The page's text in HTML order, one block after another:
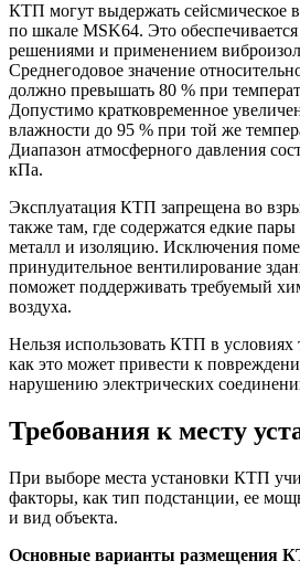
КТП могут выдержать сейсмическое
по шкале MSK64. Это
решениями и применением
Среднегодовое значение
должно превышать 80 % при
Допустимо кратковременное
влажности до 95 % при той же
Диапазон атмосферного давления
кПа.
Эксплуатация КТП запрещена во
также там, где содержатся едкие
металл и изоляцию. Исключения
принудительное вентилирование
поможет поддерживать требуемый
воздуха.
Нельзя использовать КТП в условиях
как это может привести к
нарушению электрических
Требования к месту
При выборе места установки КТП
факторы, как тип подстанции, ее
и вид объекта.
Основные варианты размещения